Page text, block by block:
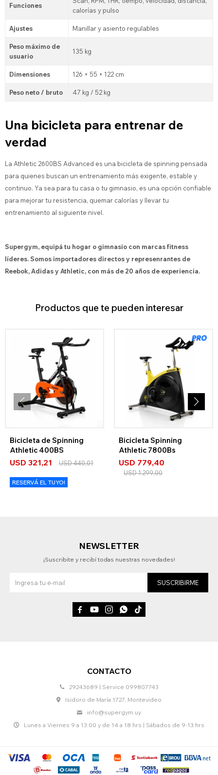
Funciones
calorías y pulso
Ajustes Manillar y asiento regulables
Peso máximo de
usuario
135 kg
Dimensiones 126 × 55 × 122 cm
Peso neto / bruto 47 kg / 52 kg
Una bicicleta para entrenar de
verdad
La Athletic 2600BS Advanced es una bicicleta de spinning pensada
para quienes buscan un entrenamiento más exigente, estable y
continuo. Ya sea para tu casa o tu gimnasio, es una opción confiable
para mejorar tu resistencia, quemar calorías y llevar tu
entrenamiento al siguiente nivel.
Supergym, equipá tu hogar o gimnasio con marcas fitness
líderes. Somos importadores directos y represenrantes de
Reebok, Adidas y Athletic, con más de 20 años de experiencia.
Productos que te pueden interesar
Bicicleta de Spinning
Athletic 400BS
USD 321,21 USD440,01
RESERVÁ EL TUYO!
Bicicleta Spinning
Athletic 7800Bs
USD 779,40
USD1.299,00
CONTACTO
29243689 | Service 099807743
Isidoro de María 1727, Montevideo
info@supergym.uy
Lunes a Viernes 9 a 13:00 y de 14 a 18 hrs | Sábados de 9-13 hrs
NEWSLETTER
¡Suscribite y recibí todas nuestras novedades!
SUSCRIBIRME
    